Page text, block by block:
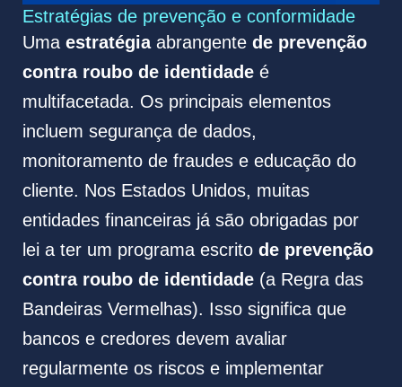
Estratégias de prevenção e conformidade
Uma estratégiaabrangente de prevenção
contra roubo de identidadeé
multifacetada. Os principais elementos
incluem segurança de dados,
monitoramento de fraudes e educação do
cliente. Nos Estados Unidos, muitas
entidades financeiras já são obrigadas por
lei a ter um programa escrito de prevenção
contra roubo de identidade(a Regra das
Bandeiras Vermelhas). Isso significa que
bancos e credores devem avaliar
regularmente os riscos e implementar